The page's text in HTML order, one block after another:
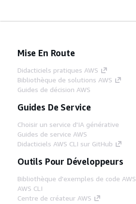
Mise En Route
Didacticiels pratiques AWS
Bibliothèque de solutions AWS
Guides de décision AWS
Guides De Service
Choisir un service d'IA générative
Guides de service AWS
Didacticiels AWS CLI sur GitHub
Outils Pour Développeurs
Bibliothèque d'exemples de code AWS
AWS CLI
Centre de créateur AWS